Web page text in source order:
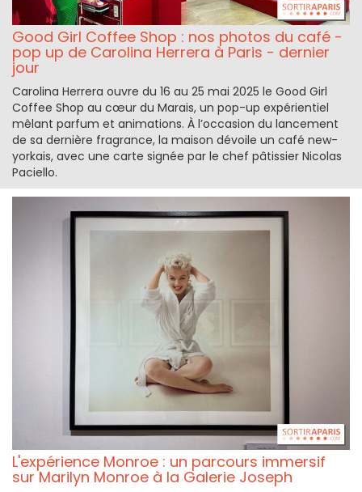
Good Girl Coffee Shop : nos photos du café -
pop up de Carolina Herrera à Paris - dernier
jour
Carolina Herrera ouvre du 16 au 25 mai 2025 le Good Girl
Coffee Shop au cœur du Marais, un pop-up expérientiel
mêlant parfum et animations. À l’occasion du lancement
de sa dernière fragrance, la maison dévoile un café new-
yorkais, avec une carte signée par le chef pâtissier Nicolas
Paciello.
L'expérience Monroe : un parcours immersif
sur Marilyn Monroe à la Galerie Joseph